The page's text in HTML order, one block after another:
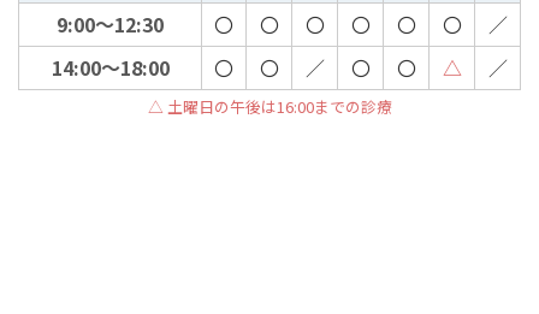
9:00～12:30
〇 〇 〇 〇 〇 〇
／
14:00～18:00
〇 〇 ／ 〇 〇 △ ／
△ 土曜日の午後は16:00までの診療